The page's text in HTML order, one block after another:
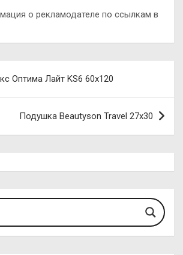
о рекламодателе по ссылкам в
Оптима Лайт KS6 60х120
Подушка Beautyson Travel 27х30